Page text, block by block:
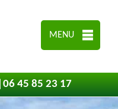
MENU
06 45 85 23 17